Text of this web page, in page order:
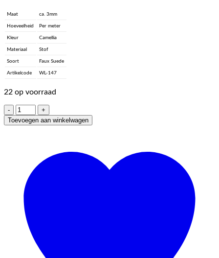
Maat ca. 3mm
Hoeveelheid Per meter
Kleur Camellia
Materiaal Stof
Soort Faux Suede
Artikelcode WL-147
22 op voorraad
Suede
Cord
-
Toevoegen aan winkelwagen